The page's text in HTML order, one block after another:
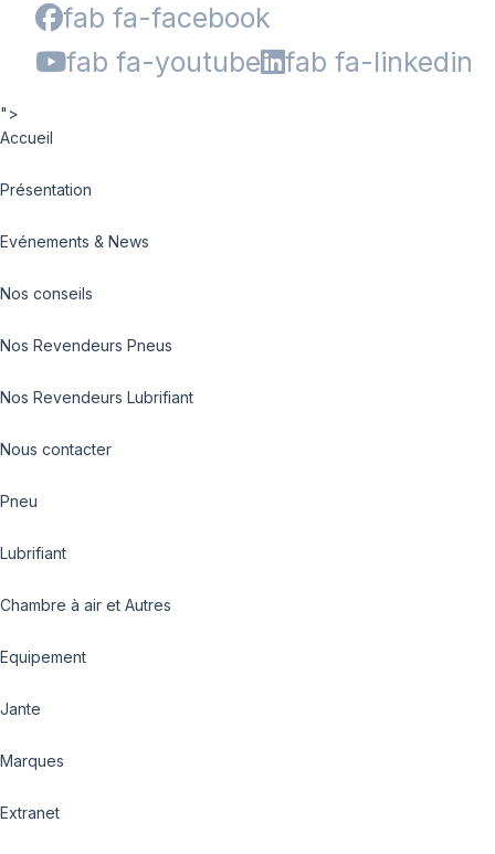
fab fa-facebook
fab fa-youtube
fab fa-linkedin
">
Accueil
Présentation
Evénements & News
Nos conseils
Nos Revendeurs Pneus
Nos Revendeurs Lubrifiant
Nous contacter
Pneu
Lubrifiant
Chambre à air et Autres
Equipement
Jante
Marques
Extranet